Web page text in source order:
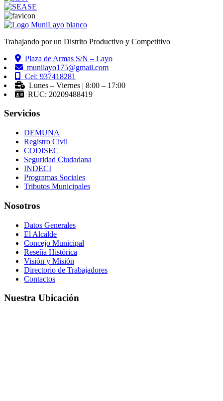
Trabajando por un Distrito Productivo y Competitivo
Plaza de Armas S/N – Layo
munilayo175@gmail.com
Cel: 937418281
Lunes – Viernes | 8:00 – 17:00
RUC: 20209488419
Servicios
DEMUNA
Registro Civil
CODISEC
Seguridad Ciudadana
INDECI
Programas Sociales
Tributos Municipales
Nosotros
Datos Generales
El Alcalde
Concejo Municipal
Reseña Histórica
Visión y Misión
Directorio de Trabajadores
Contactos
Nuestra Ubicación